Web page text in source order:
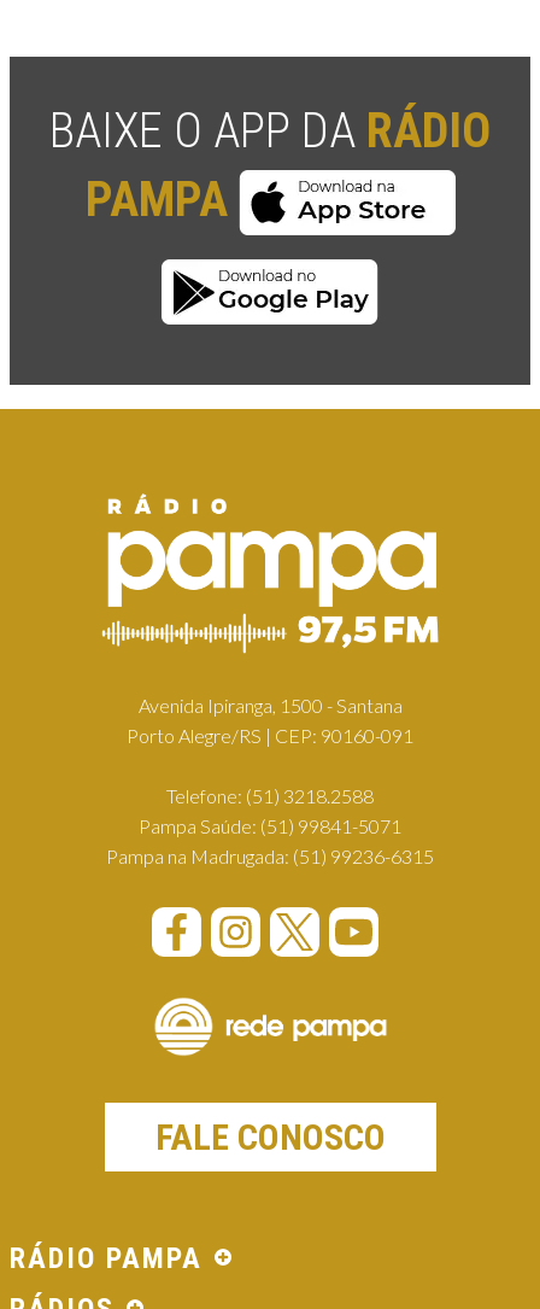
BAIXE O APP DA RÁDIO
PAMPA
Avenida Ipiranga, 1500 - Santana
Porto Alegre/RS | CEP: 90160-091
Telefone: (51) 3218.2588
Pampa Saúde: (51) 99841-5071
Pampa na Madrugada: (51) 99236-6315
FALE CONOSCO
RÁDIO PAMPA